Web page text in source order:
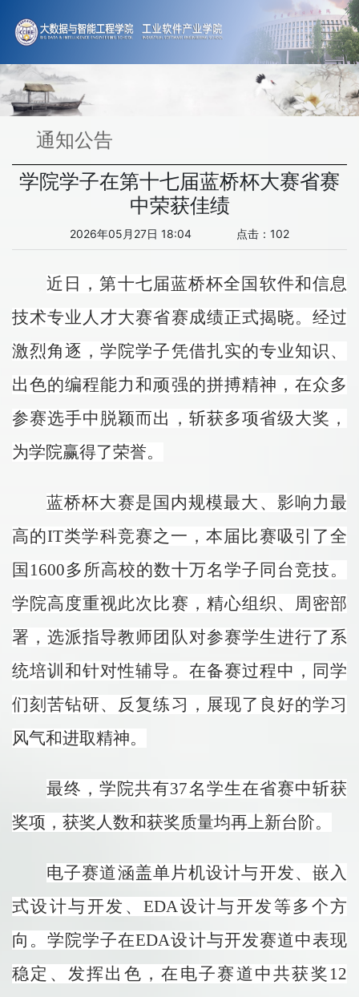
通知公告
学院学子在第十七届蓝桥杯大赛省赛
中荣获佳绩
2026年05月27日 18:04 点击： 102
近日，第十七届蓝桥杯全国软件和信息
技术专业人才大赛省赛成绩正式揭晓。经过
激烈角逐，学院学子凭借扎实的专业知识、
出色的编程能力和顽强的拼搏精神，在众多
参赛选手中脱颖而出，斩获多项省级大奖，
为学院赢得了荣誉。
蓝桥杯大赛是国内规模最大、影响力最
高的IT类学科竞赛之一，本届比赛吸引了全
国1600多所高校的数十万名学子同台竞技。
学院高度重视此次比赛，精心组织、周密部
署，选派指导教师团队对参赛学生进行了系
统培训和针对性辅导。在备赛过程中，同学
们刻苦钻研、反复练习，展现了良好的学习
风气和进取精神。
最终，学院共有37名学生在省赛中斩获
奖项，获奖人数和获奖质量均再上新台阶。
电子赛道涵盖单片机设计与开发、嵌入
式设计与开发、EDA设计与开发等多个方
向。学院学子在EDA设计与开发赛道中表现
稳定、发挥出色，在电子赛道中共获奖12